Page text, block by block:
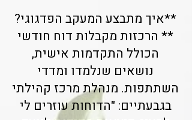
**איך מתבצע המעקב הפדגוגי?
** הרכזות מקבלות דוח חודשי
הכולל התקדמות אישית,
נושאים שנלמדו ומדדי
השתתפות. מנהלת מרכז קהילתי
בגבעתיים: "הדוחות עוזרים לי